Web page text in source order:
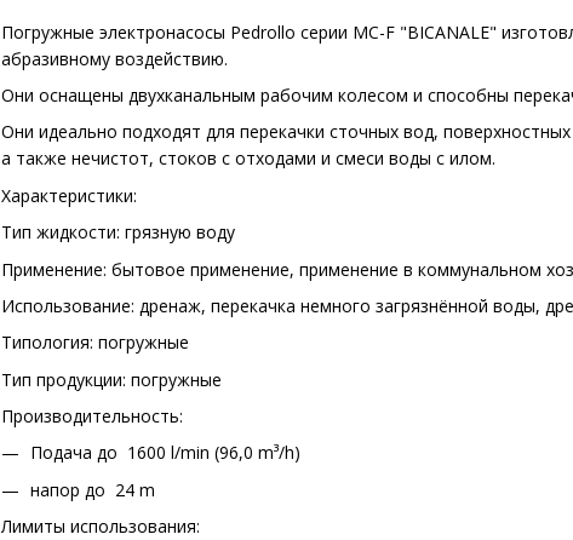
Погружные электронасосы Pedrollo серии MC-F "BICANALE"
абразивному воздействию.
Они оснащены двухканальным рабочим колесом и способны
Они идеально подходят для перекачки сточных вод,
а также нечистот, стоков с отходами и смеси воды с илом.
Характеристики:
Тип жидкости: грязную воду
Применение: бытовое применение, применение в коммунальном
Использование: дренаж, перекачка немного загрязнённой воды,
Tипология: погружные
Тип продукции: погружные
Производительность:
Подача до 1600 l/min (96,0 m³/h)
напор до 24 m
Лимиты использования: